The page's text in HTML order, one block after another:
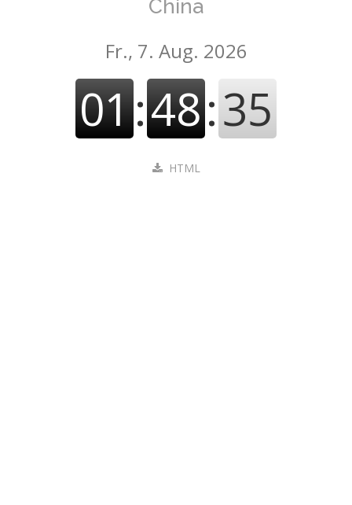
China
Fr., 7. Aug. 2026
01:48:35
HTML